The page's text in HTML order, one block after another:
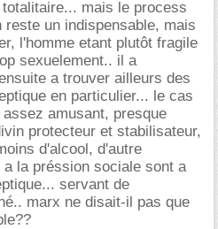
mais le process
reste un indispensable, mais
l'homme etant plutôt fragile
sexuelement.. il a
a trouver ailleurs des
en particulier... le cas
amusant, presque
protecteur et stabilisateur,
d'alcool, d'autre
la préssion sociale sont a
servant de
marx ne disait-il pas que